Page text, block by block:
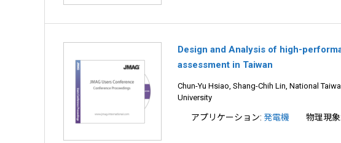
Design and Analysis of high-
assessment in Taiwan
Chun-Yu Hsiao, Shang-Chih Lin, National
University
アプリケーション: 発電機 物理現